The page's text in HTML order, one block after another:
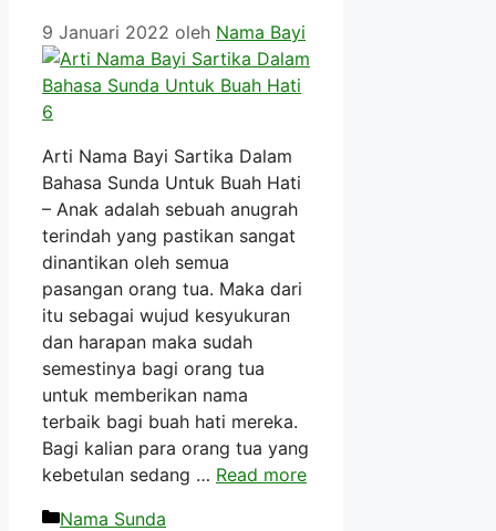
9 Januari 2022 oleh Nama Bayi
Arti Nama Bayi Sartika Dalam
Bahasa Sunda Untuk Buah Hati
– Anak adalah sebuah anugrah
terindah yang pastikan sangat
dinantikan oleh semua
pasangan orang tua. Maka dari
itu sebagai wujud kesyukuran
dan harapan maka sudah
semestinya bagi orang tua
untuk memberikan nama
terbaik bagi buah hati mereka.
Bagi kalian para orang tua yang
kebetulan sedang … Read more
Kategori
Nama Sunda